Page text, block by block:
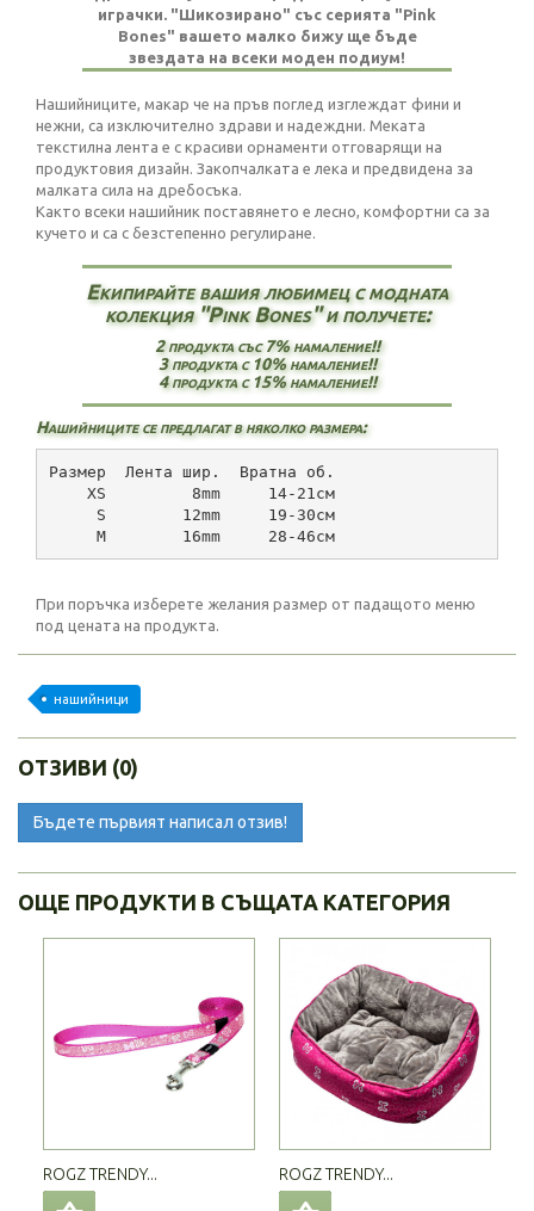
играчки. "Шикозирано" със серията "Pink
Bones" вашето малко бижу ще бъде
звездата на всеки моден подиум!
Нашийниците, макар че на пръв поглед изглеждат фини и
нежни, са изключително здрави и надеждни. Меката
текстилна лента е с красиви орнаменти отговарящи на
продуктовия дизайн. Закопчалката е лека и предвидена за
малката сила на дребосъка.
Както всеки нашийник поставянето е лесно, комфортни са за
кучето и са с безстепенно регулиране.
Екипирайте вашия любимец с модната
колекция "Pink Bones" и получете:
2 продукта със 7% намаление!!
3 продукта с 10% намаление!!
4 продукта с 15% намаление!!
Нашийниците се предлагат в няколко размера:
Размер  Лента шир.  Вратна об.
    XS         8mm     14-21см
     S        12mm     19-30см
     М        16mm     28-46см
При поръчка изберете желания размер от падащото меню
под цената на продукта.
нашийници
ОТЗИВИ (0)
Бъдете първият написал отзив!
ОЩЕ ПРОДУКТИ В СЪЩАТА КАТЕГОРИЯ
ROGZ TRENDY... ROGZ TRENDY...